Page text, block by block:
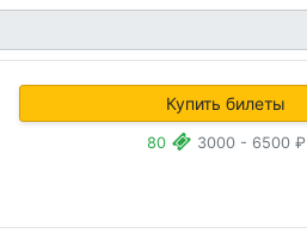
Купить билеты
80 3000 - 6500 ₽